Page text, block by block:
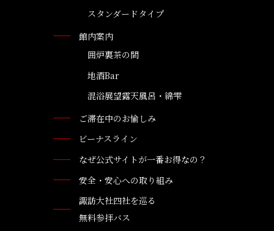
スタンダードタイプ
館内案内
囲炉裏茶の間
地酒Bar
混浴展望露天風呂・綿雫
ご滞在中のお愉しみ
ビーナスライン
なぜ公式サイトが一番お得なの？
安全・安心への取り組み
諏訪大社四社を巡る
無料参拝バス